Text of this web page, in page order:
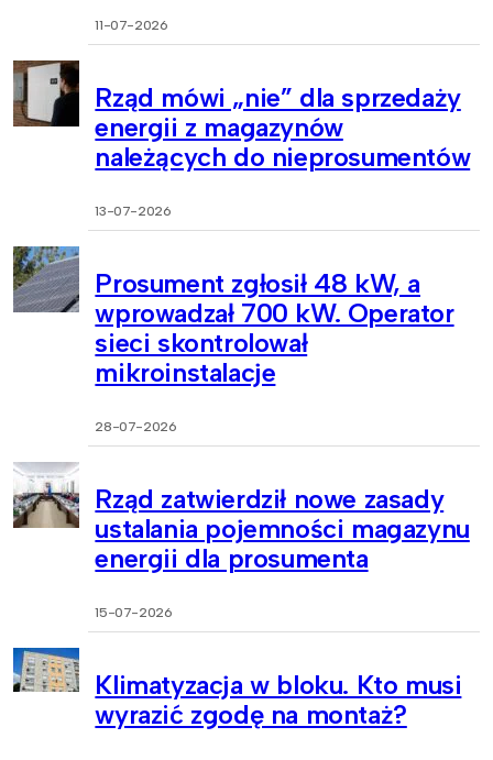
11-07-2026
Rząd mówi „nie” dla sprzedaży
energii z magazynów
należących do nieprosumentów
13-07-2026
Prosument zgłosił 48 kW, a
wprowadzał 700 kW. Operator
sieci skontrolował
mikroinstalacje
28-07-2026
Rząd zatwierdził nowe zasady
ustalania pojemności magazynu
energii dla prosumenta
15-07-2026
Klimatyzacja w bloku. Kto musi
wyrazić zgodę na montaż?